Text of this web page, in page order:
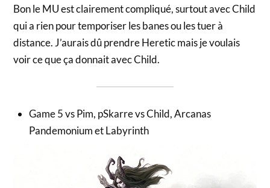
Bon le MU est clairement compliqué, surtout avec Child
qui a rien pour temporiser les banes ou les tuer à
distance. J’aurais dû prendre Heretic mais je voulais
voir ce que ça donnait avec Child.
Game 5 vs Pim, pSkarre vs Child, Arcanas
Pandemonium et Labyrinth